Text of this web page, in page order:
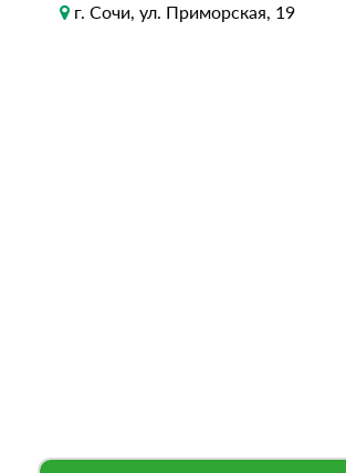
г. Сочи, ул. Приморская, 19